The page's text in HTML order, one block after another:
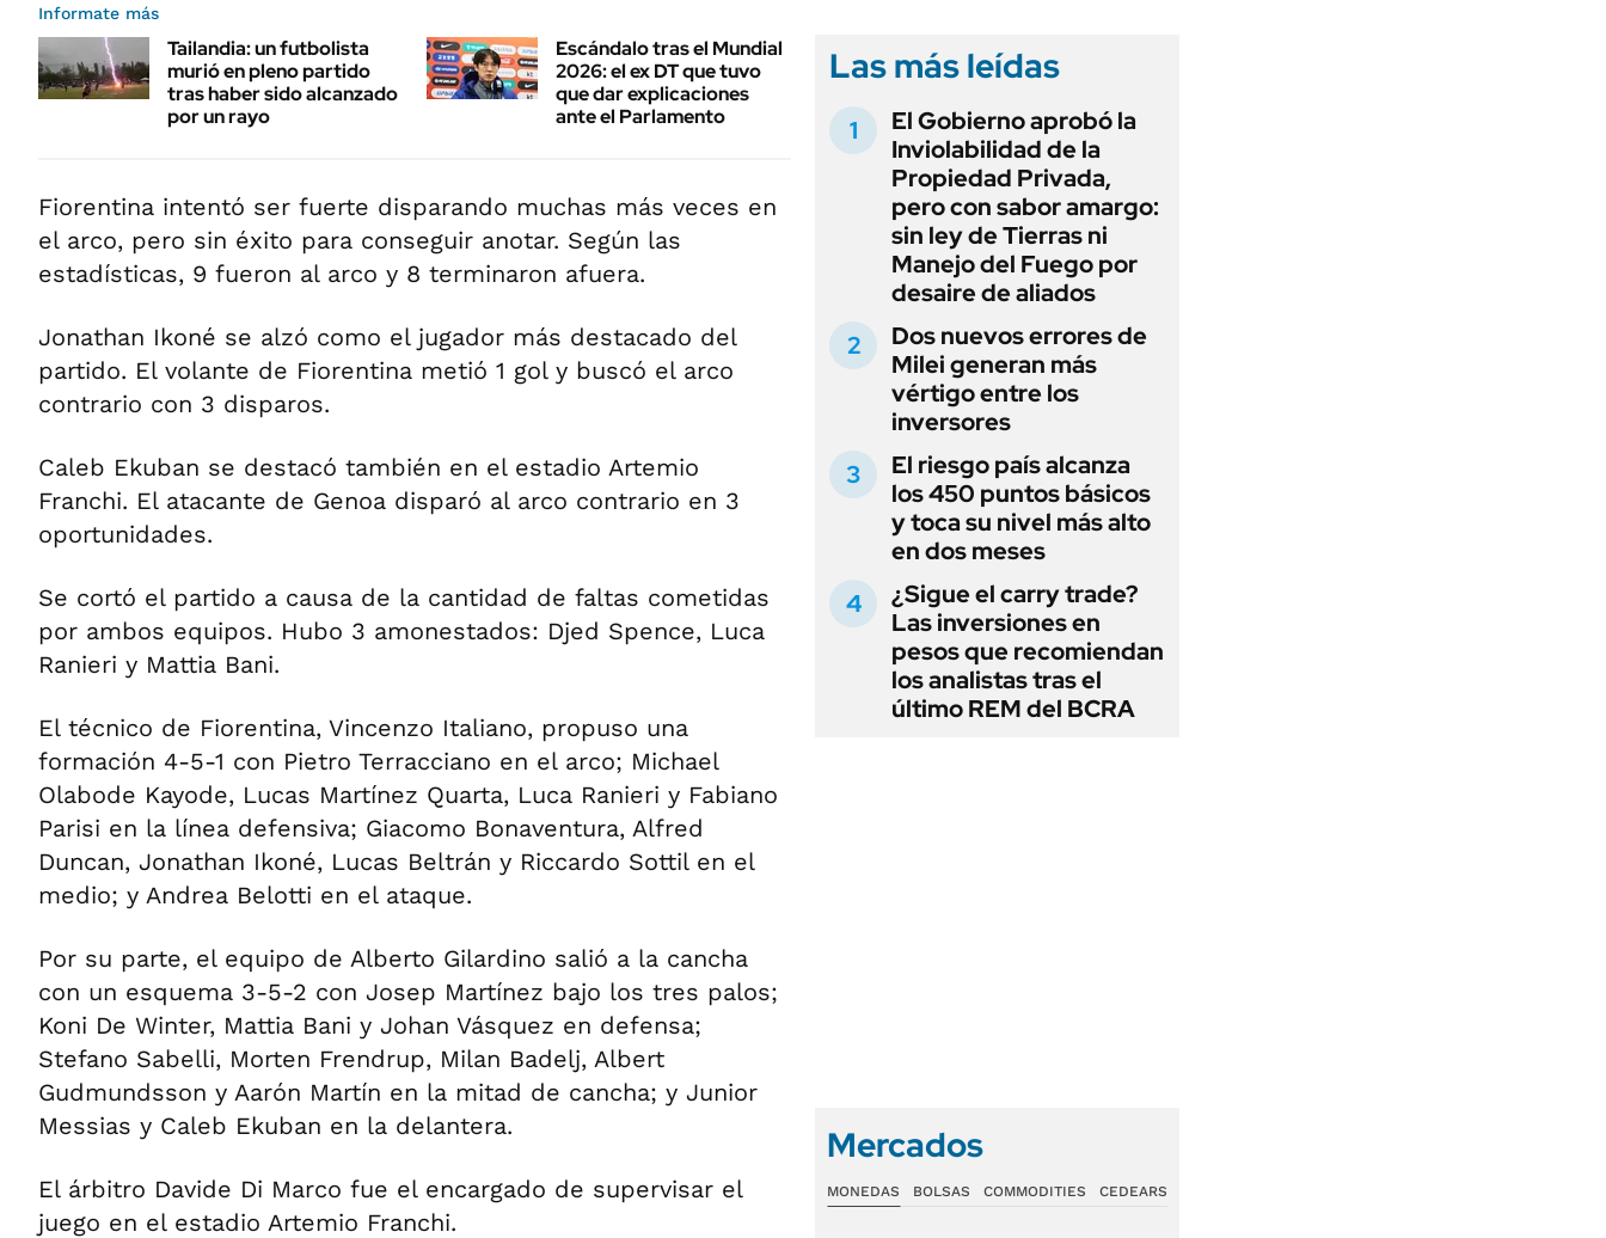
Informate más
Tailandia: un futbolista
murió en pleno partido
tras haber sido alcanzado
por un rayo
Escándalo tras el Mundial
2026: el ex DT que tuvo
que dar explicaciones
ante el Parlamento
Fiorentina intentó ser fuerte disparando muchas más veces en
el arco, pero sin éxito para conseguir anotar. Según las
estadísticas, 9 fueron al arco y 8 terminaron afuera.
Jonathan Ikoné se alzó como el jugador más destacado del
partido. El volante de Fiorentina metió 1 gol y buscó el arco
contrario con 3 disparos.
Caleb Ekuban se destacó también en el estadio Artemio
Franchi. El atacante de Genoa disparó al arco contrario en 3
oportunidades.
Se cortó el partido a causa de la cantidad de faltas cometidas
por ambos equipos. Hubo 3 amonestados: Djed Spence, Luca
Ranieri y Mattia Bani.
El técnico de Fiorentina, Vincenzo Italiano, propuso una
formación 4-5-1 con Pietro Terracciano en el arco; Michael
Olabode Kayode, Lucas Martínez Quarta, Luca Ranieri y Fabiano
Parisi en la línea defensiva; Giacomo Bonaventura, Alfred
Duncan, Jonathan Ikoné, Lucas Beltrán y Riccardo Sottil en el
medio; y Andrea Belotti en el ataque.
Por su parte, el equipo de Alberto Gilardino salió a la cancha
con un esquema 3-5-2 con Josep Martínez bajo los tres palos;
Koni De Winter, Mattia Bani y Johan Vásquez en defensa;
Stefano Sabelli, Morten Frendrup, Milan Badelj, Albert
Gudmundsson y Aarón Martín en la mitad de cancha; y Junior
Messias y Caleb Ekuban en la delantera.
El árbitro Davide Di Marco fue el encargado de supervisar el
juego en el estadio Artemio Franchi.
Las más leídas
El Gobierno aprobó la
Inviolabilidad de la
Propiedad Privada,
pero con sabor amargo:
sin ley de Tierras ni
Manejo del Fuego por
desaire de aliados
Dos nuevos errores de
Milei generan más
vértigo entre los
inversores
El riesgo país alcanza
los 450 puntos básicos
y toca su nivel más alto
en dos meses
¿Sigue el carry trade?
Las inversiones en
pesos que recomiendan
los analistas tras el
último REM del BCRA
Mercados
MONEDAS BOLSAS COMMODITIES CEDEARS